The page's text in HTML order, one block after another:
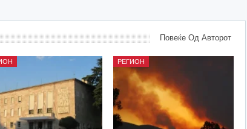
Повеќе Од Авторот
РЕГИОН